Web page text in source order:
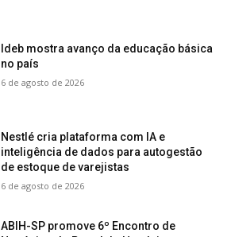
Ideb mostra avanço da educação básica
no país
6 de agosto de 2026
Nestlé cria plataforma com IA e
inteligência de dados para autogestão
de estoque de varejistas
6 de agosto de 2026
ABIH-SP promove 6º Encontro de